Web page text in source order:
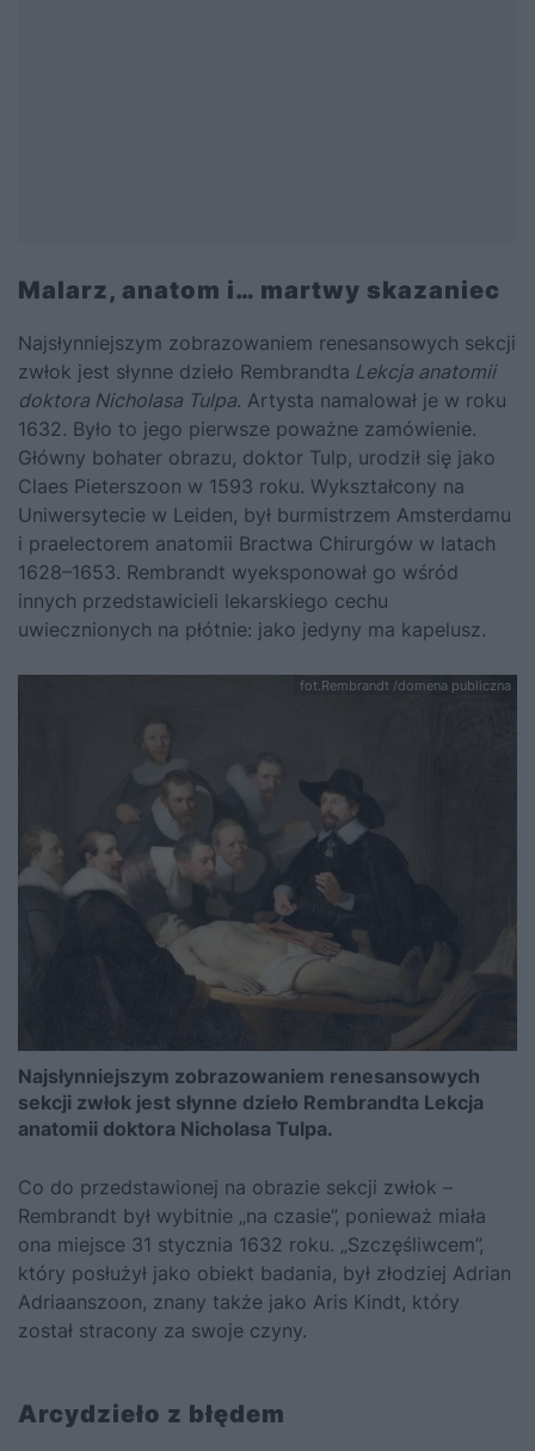
Malarz, anatom i… martwy skazaniec
Najsłynniejszym zobrazowaniem renesansowych sekcji
zwłok jest słynne dzieło Rembrandta Lekcja anatomii
doktora Nicholasa Tulpa. Artysta namalował je w roku
1632. Było to jego pierwsze poważne zamówienie.
Główny bohater obrazu, doktor Tulp, urodził się jako
Claes Pieterszoon w 1593 roku. Wykształcony na
Uniwersytecie w Leiden, był burmistrzem Amsterdamu
i praelectorem anatomii Bractwa Chirurgów w latach
1628–1653. Rembrandt wyeksponował go wśród
innych przedstawicieli lekarskiego cechu
uwiecznionych na płótnie: jako jedyny ma kapelusz.
fot.Rembrandt /domena publiczna
Najsłynniejszym zobrazowaniem renesansowych
sekcji zwłok jest słynne dzieło Rembrandta Lekcja
anatomii doktora Nicholasa Tulpa.
Co do przedstawionej na obrazie sekcji zwłok –
Rembrandt był wybitnie „na czasie”, ponieważ miała
ona miejsce 31 stycznia 1632 roku. „Szczęśliwcem”,
który posłużył jako obiekt badania, był złodziej Adrian
Adriaanszoon, znany także jako Aris Kindt, który
został stracony za swoje czyny.
Arcydzieło z błędem